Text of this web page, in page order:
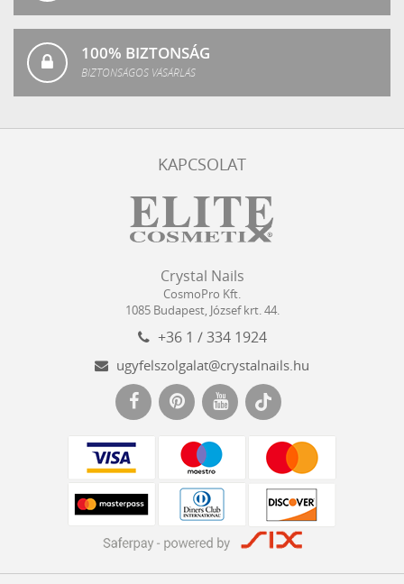
100% BIZTONSÁG
BIZTONSÁGOS VÁSÁRLÁS
KAPCSOLAT
Nails
Kft.
Crystal Nails
CosmoPro Kft.
1085 Budapest, József krt. 44.
+36 1 / 334 1924
ugyfelszolgalat@crystalnails.hu